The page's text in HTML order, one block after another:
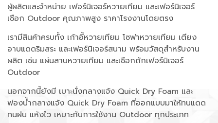
ผู้ผลิตและจำหน่าย เฟอร์นิเจอร์หวายเทียม และเฟอร์นิเจอร์
เชือก Outdoor คุณภาพสูง ราคาโรงงานโดยตรง
เรามีสินค้าครบทั้ง เก้าอี้หวายเทียม โซฟาหวายเทียม เตียง
อาบแดดริมสระ และเฟอร์นิเจอร์สนาม พร้อมวัสดุสำหรับงาน
ผลิต เช่น แผ่นสานหวายเทียม และเชือกถักเฟอร์นิเจอร์
Outdoor
นอกจากนี้ยังมี เบาะนั่งกลางแจ้ง Quick Dry Foam และ
ฟองน้ำกลางแจ้ง Quick Dry Foam ที่ออกแบบมาให้ทนแดด
ทนฝน แห้งไว เหมาะกับการใช้งาน Outdoor ทุกประเภท